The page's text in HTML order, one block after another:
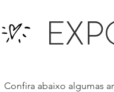
Confira abaixo algumas